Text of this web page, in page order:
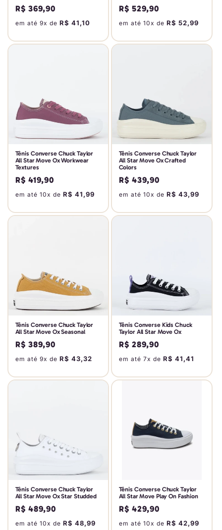
Preço
normal
R$ 369,90
em até 9x de R$ 41,10
Preço
normal
R$ 529,90
em até 10x de R$ 52,99
Tênis Converse Chuck Taylor
All Star Move Ox Workwear
Textures
Preço
normal
R$ 419,90
em até 10x de R$ 41,99
Tênis Converse Chuck Taylor
All Star Move Ox Crafted
Colors
Preço
normal
R$ 439,90
em até 10x de R$ 43,99
Tênis Converse Chuck Taylor
All Star Move Ox Seasonal
Preço
normal
R$ 389,90
em até 9x de R$ 43,32
Tênis Converse Kids Chuck
Taylor All Star Move Ox
Preço
normal
R$ 289,90
em até 7x de R$ 41,41
Tênis Converse Chuck Taylor
All Star Move Ox Star Studded
Preço
normal
R$ 489,90
em até 10x de R$ 48,99
Tênis Converse Chuck Taylor
All Star Move Play On Fashion
Preço
normal
R$ 429,90
em até 10x de R$ 42,99